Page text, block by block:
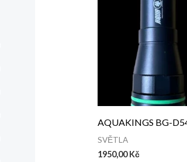
AQUAKINGS BG-
SVĚTLA
1950,00Kč